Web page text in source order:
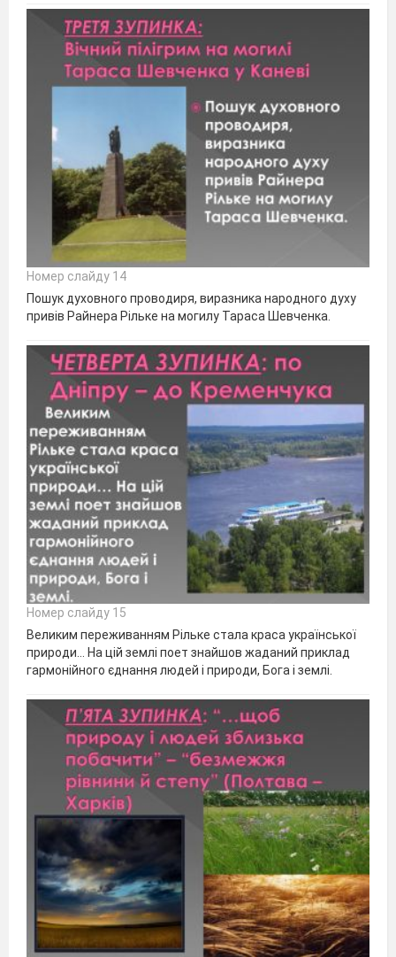
Номер слайду 14
Пошук духовного проводиря, виразника народного духу
привів Райнера Рільке на могилу Тараса Шевченка.
Номер слайду 15
Великим переживанням Рільке стала краса української
природи… На цій землі поет знайшов жаданий приклад
гармонійного єднання людей і природи, Бога і землі.